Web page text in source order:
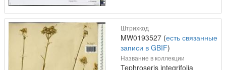
Штрихкод
MW0193527 (есть связанные
записи в GBIF)
Название в коллекции
Tephroseris integrifolia